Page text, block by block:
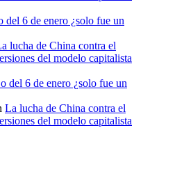
del 6 de enero ¿solo fue un
lucha de China contra el
del modelo capitalista
del 6 de enero ¿solo fue un
La lucha de China contra el
del modelo capitalista